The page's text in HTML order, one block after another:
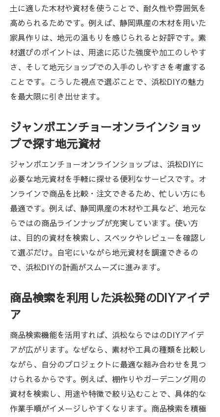
土に適した木材や資材を使うことで、耐久性や雰囲気を
高められるためです。例えば、静岡県産の木材を用いた
家具作りは、地元の温もりを感じられると好評です。素
材選びのポイントは、用途に応じた強度や加工のしやす
さ、そして地元ショップでの入手のしやすさを考慮する
ことです。こうした視点で選ぶことで、浜松DIYの魅力
を最大限に引き出せます。
ジャンボエンチョーオンラインショッ
プで探す地元資材
ジャンボエンチョーオンラインショップは、浜松DIYに
必要な地元資材を手軽に探せる便利なサービスです。オ
ンラインで商品を比較・注文できるため、忙しい方にも
最適です。例えば、静岡県産の木材や工具など、地元な
らではの商品ラインナップが充実しています。使い方
は、目的の資材を検索し、スペックやレビューを確認し
て選ぶだけ。自宅にいながら地元資材を調達できるの
で、浜松DIYの計画がスムーズに進みます。
商品検索を利用した浜松発のDIYアイデ
ア
商品検索機能を活用すれば、浜松ならではのDIYアイデ
アが広がります。なぜなら、素材や工具の種類を比較し
ながら、自分のプロジェクトに最適な組み合わせを見つ
けられるからです。例えば、棚作りやガーデニング用の
資材を検索し、用途や特徴で絞り込むことで、具体的な
作業手順がイメージしやすくなります。商品検索を積極